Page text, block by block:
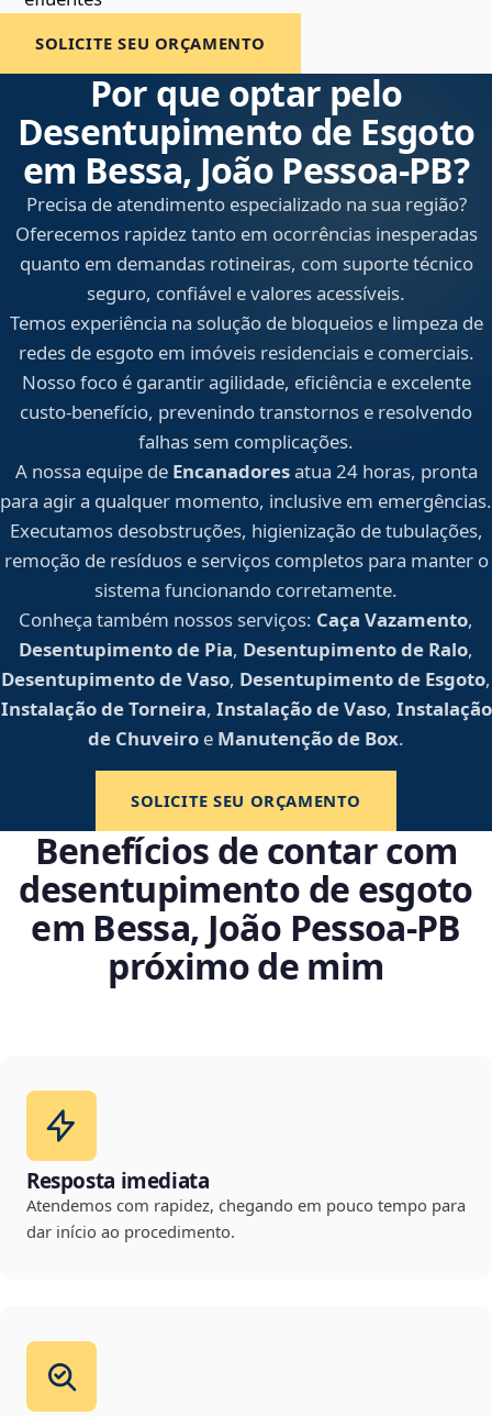
SOLICITE SEU ORÇAMENTO
Por que optar pelo
Desentupimento de Esgoto
em Bessa, João Pessoa‑PB?
Precisa de atendimento especializado na sua região?
Oferecemos rapidez tanto em ocorrências inesperadas
quanto em demandas rotineiras, com suporte técnico
seguro, confiável e valores acessíveis.
Temos experiência na solução de bloqueios e limpeza de
redes de esgoto em imóveis residenciais e comerciais.
Nosso foco é garantir agilidade, eficiência e excelente
custo-benefício, prevenindo transtornos e resolvendo
falhas sem complicações.
A nossa equipe de Encanadoresatua 24 horas, pronta
para agir a qualquer momento, inclusive em emergências.
Executamos desobstruções, higienização de tubulações,
remoção de resíduos e serviços completos para manter o
sistema funcionando corretamente.
Conheça também nossos serviços: Caça Vazamento,
Desentupimento de Pia, Desentupimento de Ralo,
Desentupimento de Vaso, Desentupimento de Esgoto,
Instalação de Torneira, Instalação de Vaso, Instalação
de Chuveiro e Manutenção de Box.
SOLICITE SEU ORÇAMENTO
Benefícios de contar com
desentupimento de esgoto
em Bessa, João Pessoa‑PB
próximo de mim
Resposta imediata
Atendemos com rapidez, chegando em pouco tempo para
dar início ao procedimento.